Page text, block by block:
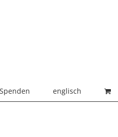
Spenden englisch